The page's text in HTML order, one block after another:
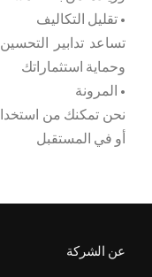
• تقليل التكاليف
تساعد تدابير
وحماية استثماراتك
• المرونة
نحن تمكنك من
أو في المستقبل
عن الشركة